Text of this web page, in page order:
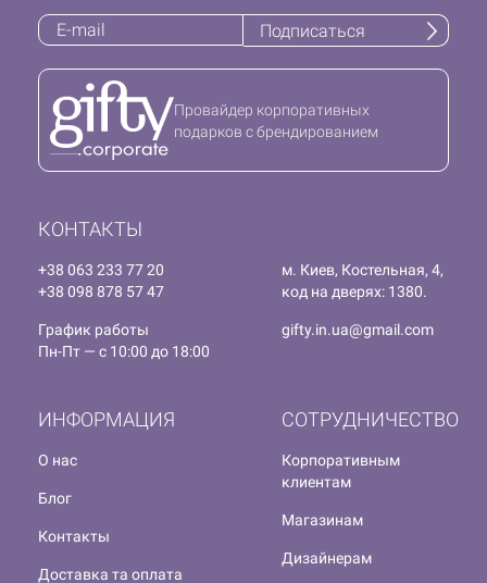
КОНТАКТЫ
+38 063 233 77 20
+38 098 878 57 47
м. Киев, Костельная, 4,
код на дверях: 1380.
График работы
Пн-Пт — с 10:00 до 18:00
gifty.in.ua@gmail.com
СОТРУДНИЧЕСТВО
Корпоративным
клиентам
Магазинам
Дизайнерам
ИНФОРМАЦИЯ
О нас
Блог
Контакты
Доставка та оплата
Подписаться
Провайдер корпоративных
подарков с брендированием